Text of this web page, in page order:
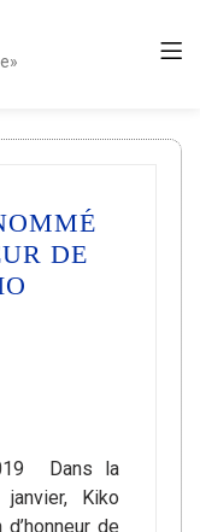
DE
Dans la
Kiko
de